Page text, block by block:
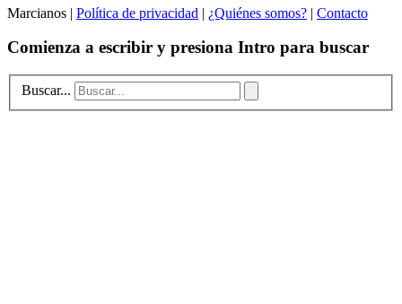
Marcianos | Política de privacidad | ¿Quiénes somos? | Contacto
Comienza a escribir y presiona Intro para buscar
Buscar...